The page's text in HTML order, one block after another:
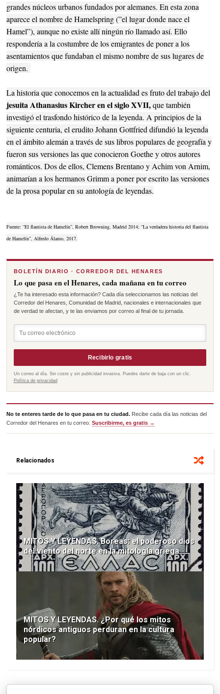
grandes núcleos urbanos fundados por alemanes. En esta zona
aparece el nombre de Hamelspring (”el lugar donde nace el
Hamel”), aunque no existe allí ningún río llamado así. Ello
respondería a la costumbre de los emigrantes de poner a los
asentamientos que fundaban el mismo nombre de sus lugares de
origen.
La historia que conocemos en la actualidad es fruto del trabajo del
jesuita Athanasius Kircher en el siglo XVII,que también
investigó el trasfondo histórico de la leyenda. A principios de la
siguiente centuria, el erudito Johann Gottfried difundió la leyenda
en el ámbito alemán a través de sus libros populares de geografía y
fueron sus versiones las que conocieron Goethe y otros autores
románticos. Dos de ellos, Clemens Brentano y Achim von Arnim,
animarían a los hermanos Grimm a poner por escrito las versiones
de la prosa popular en su antología de leyendas.
Fuente: “El flautista de Hamelín”, Robert Browning, Madrid 2014; “La verdadera historia del flautista
de Hamelín”, Alfredo Álamo, 2017.
BOLETÍN DIARIO · CORREDOR DEL HENARES
Lo que pasa en el Henares, cada mañana en tu correo
¿Te ha interesado esta información? Cada día seleccionamos las noticias del
Corredor del Henares, Comunidad de Madrid, nacionales e internacionales que
de verdad te afectan, y te las enviamos por correo al final de tu jornada.
Recibirlo gratis
Un correo al día. Sin coste y sin publicidad invasiva. Puedes darte de baja con un clic.
Política de privacidad
No te enteres tarde de lo que pasa en tu ciudad. Recibe cada día las noticias del
Corredor del Henares en tu correo.Suscribirme, es gratis →
Relacionados
MITOS Y LEYENDAS. Boreas: el poderoso dios
del viento del norte en la mitología griega
MITOS Y LEYENDAS. ¿Por qué los mitos
nórdicos antiguos perduran en la cultura
popular?